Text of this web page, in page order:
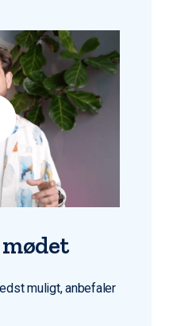
mødet
muligt, anbefaler